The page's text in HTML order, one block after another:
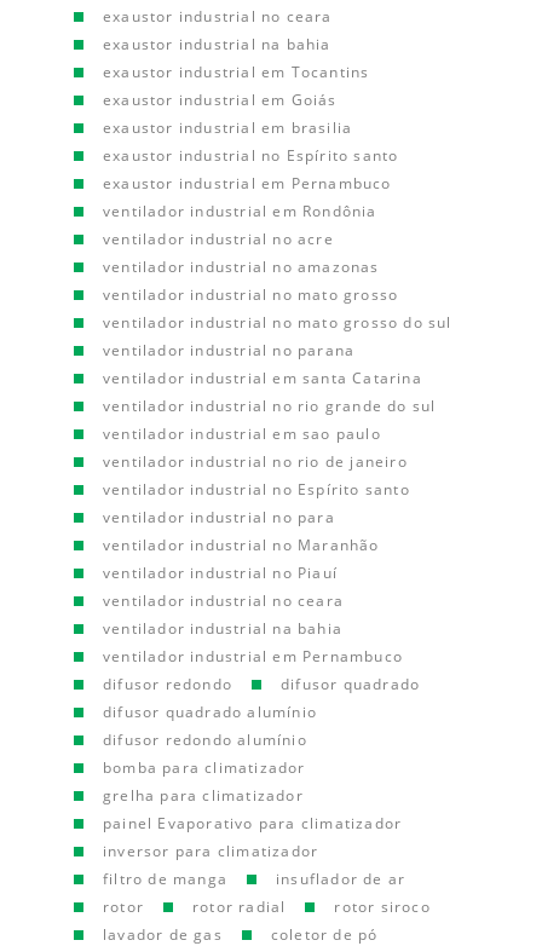
exaustor industrial no ceara
exaustor industrial na bahia
exaustor industrial em Tocantins
exaustor industrial em Goiás
exaustor industrial em brasilia
exaustor industrial no Espírito santo
exaustor industrial em Pernambuco
ventilador industrial em Rondônia
ventilador industrial no acre
ventilador industrial no amazonas
ventilador industrial no mato grosso
ventilador industrial no mato grosso do sul
ventilador industrial no parana
ventilador industrial em santa Catarina
ventilador industrial no rio grande do sul
ventilador industrial em sao paulo
ventilador industrial no rio de janeiro
ventilador industrial no Espírito santo
ventilador industrial no para
ventilador industrial no Maranhão
ventilador industrial no Piauí
ventilador industrial no ceara
ventilador industrial na bahia
ventilador industrial em Pernambuco
difusor redondo
difusor quadrado
difusor quadrado alumínio
difusor redondo alumínio
bomba para climatizador
grelha para climatizador
painel Evaporativo para climatizador
inversor para climatizador
filtro de manga
insuflador de ar
rotor
rotor radial
rotor siroco
lavador de gas
coletor de pó